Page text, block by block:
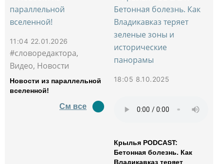
11:04 22.01.2026
#словоредактора,
Видео, Новости
Новости из параллельной
вселенной!
См все
18:05 8.10.2025
Крылья PODCAST:
Бетонная болезнь. Как
Владикавказ теряет